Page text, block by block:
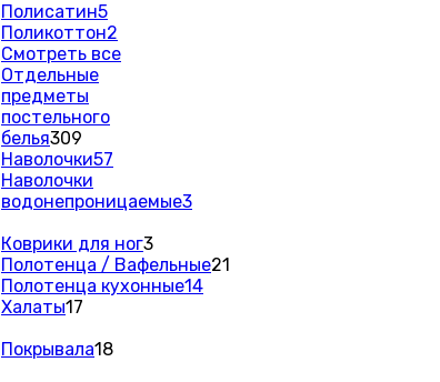
Полисатин5
Поликоттон2
Смотреть все
Отдельные
предметы
постельного
белья309
Наволочки57
Наволочки
водонепроницаемые3
Коврики для ног3
Полотенца / Вафельные21
Полотенца кухонные14
Халаты17
Покрывала18